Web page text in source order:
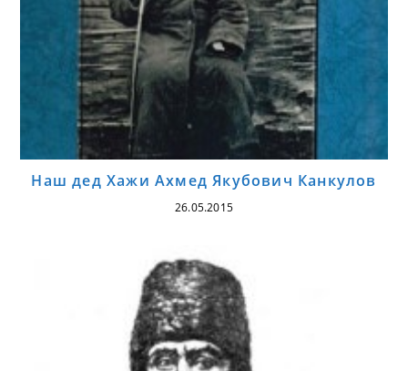
Наш дед Хажи Ахмед Якубович Канкулов
26.05.2015